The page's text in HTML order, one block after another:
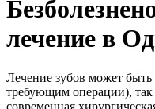
лечение в
Лечение зубов может
требующим операции),
современная